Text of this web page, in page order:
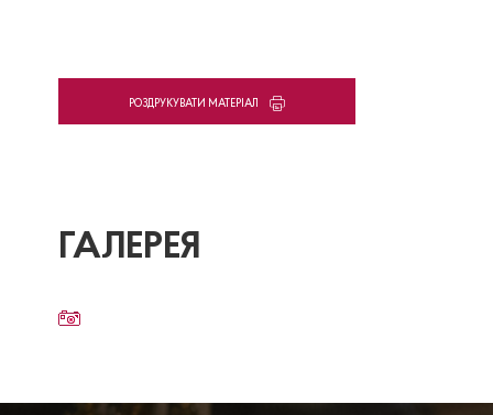
PОЗДРУКУВАТИ МАТЕРІАЛ
ГАЛЕРЕЯ